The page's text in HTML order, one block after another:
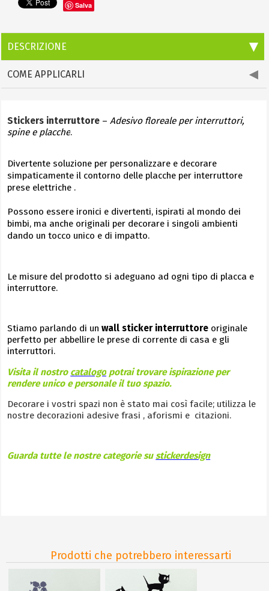
Salva
DESCRIZIONE
COME APPLICARLI
Stickers interruttore –Adesivo floreale per interruttori,
spine e placche.
Divertente soluzione per personalizzare e decorare
simpaticamente il contorno delle placche per interruttore
prese elettriche .
Possono essere ironici e divertenti, ispirati al mondo dei
bimbi, ma anche originali per decorare i singoli ambienti
dando un tocco unico e di impatto.
Le misure del prodotto si adeguano ad ogni tipo di placca e
interruttore.
Stiamo parlando di unwall sticker interruttore originale
perfetto per abbellire le prese di corrente di casa e gli
interruttori.
Visita il nostro catalogo potrai trovare ispirazione per
rendere unico e personale il tuo spazio.
Decorare i vostri spazi non è stato mai così facile; utilizza le
nostre decorazioni adesive frasi , aforismi e citazioni.
Guarda tutte le nostre categorie sustickerdesign
Prodotti che potrebbero interessarti